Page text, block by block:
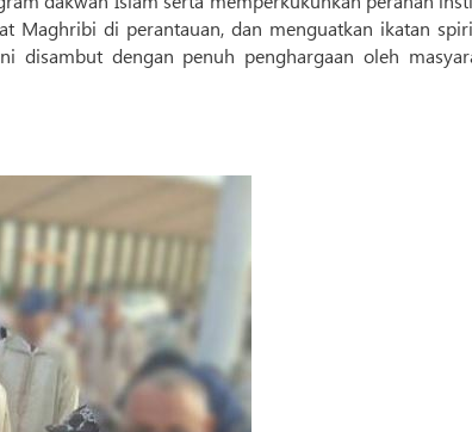
Maghribi di perantauan, dan menguatkan ikatan
disambut dengan penuh penghargaan oleh